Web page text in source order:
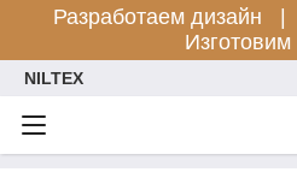
Разработаем дизайн |
NILTEX